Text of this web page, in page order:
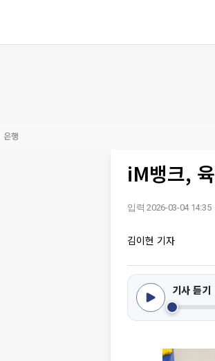
은행
iM뱅크,
입력 2026-03-04 14:35
김이현 기자
기사 듣기